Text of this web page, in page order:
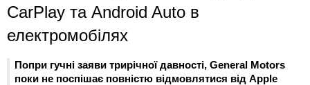
CarPlay та Android Auto в
електромобілях
Попри гучні заяви трирічної давності, General Motors
поки не поспішає повністю відмовлятися від Apple